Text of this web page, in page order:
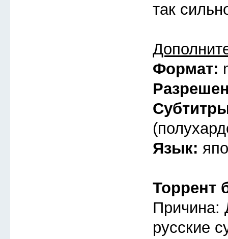
так
Формат:
Язык:
Торрент
Причина:
русские